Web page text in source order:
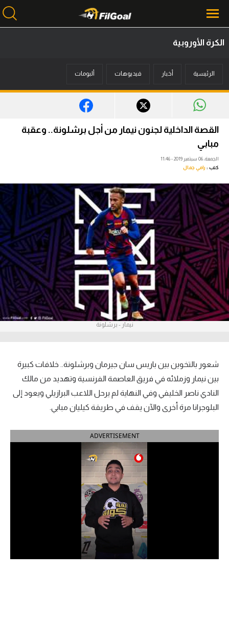
أخبار
فانتازي في الجول
مسابقة التوقعات
فيديوهات
عدسات
آراء حرة
ركن الألعاب
بطولات
الدوري المصري
الدوري الإسباني
الدوري الإيطالي
الدوري الألماني
الدوري التركي
الدوري السعودي للمحترفين
دوري أبطال إفريقيا
الكرة الأوروبية
الرئيسية أخبار فيديوهات ألبومات
القصة الداخلية لجنون نيمار من أجل برشلونة.. وعقبة
مبابي
الجمعة، 06 سبتمبر 2019 - 11:46
كتب : رامي جمال
نيمار - برشلونة
شعور بالتخوين بين باريس سان جيرمان وبرشلونة.. خلافات كبيرة
بين نيمار وزملائه في فريق العاصمة الفرنسية وتهديد من مالك
النادي ناصر الخليفي وفي النهاية لم يرحل اللاعب البرازيلي ويعود إلى
البلوجرانا مرة أخرى والآن يقف في طريقة كيليان مبابي.
ADVERTISEMENT